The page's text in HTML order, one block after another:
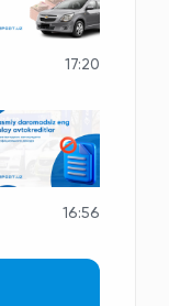
17:20
16:56